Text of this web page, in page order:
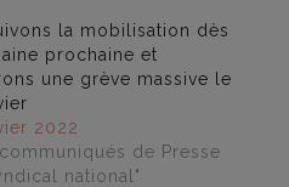
la mobilisation dès
prochaine et
une grève massive le
2022
de Presse
national"